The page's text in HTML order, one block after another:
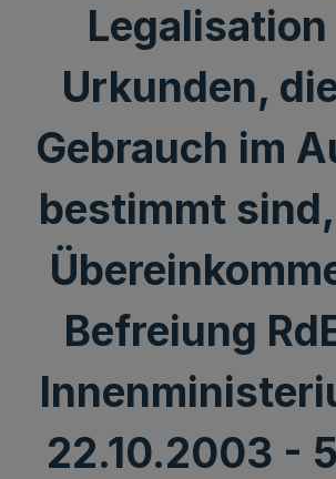
Legalisation
Urkunden,
Gebrauch im
bestimmt
Befreiung
22.10.2003 -